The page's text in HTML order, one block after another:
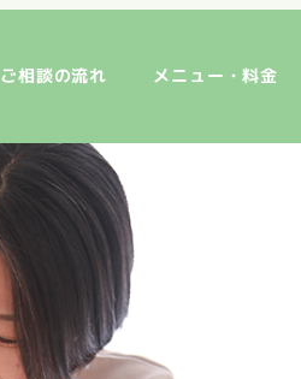
ご相談の流れ メニュー・料金